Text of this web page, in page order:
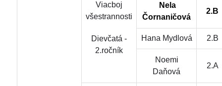
Viacboj
všestrannosti
Dievčatá -
2.ročník
Nela
Čornaničová
2.B
Hana Mydlová 2.B
Noemi
Daňová
2.A